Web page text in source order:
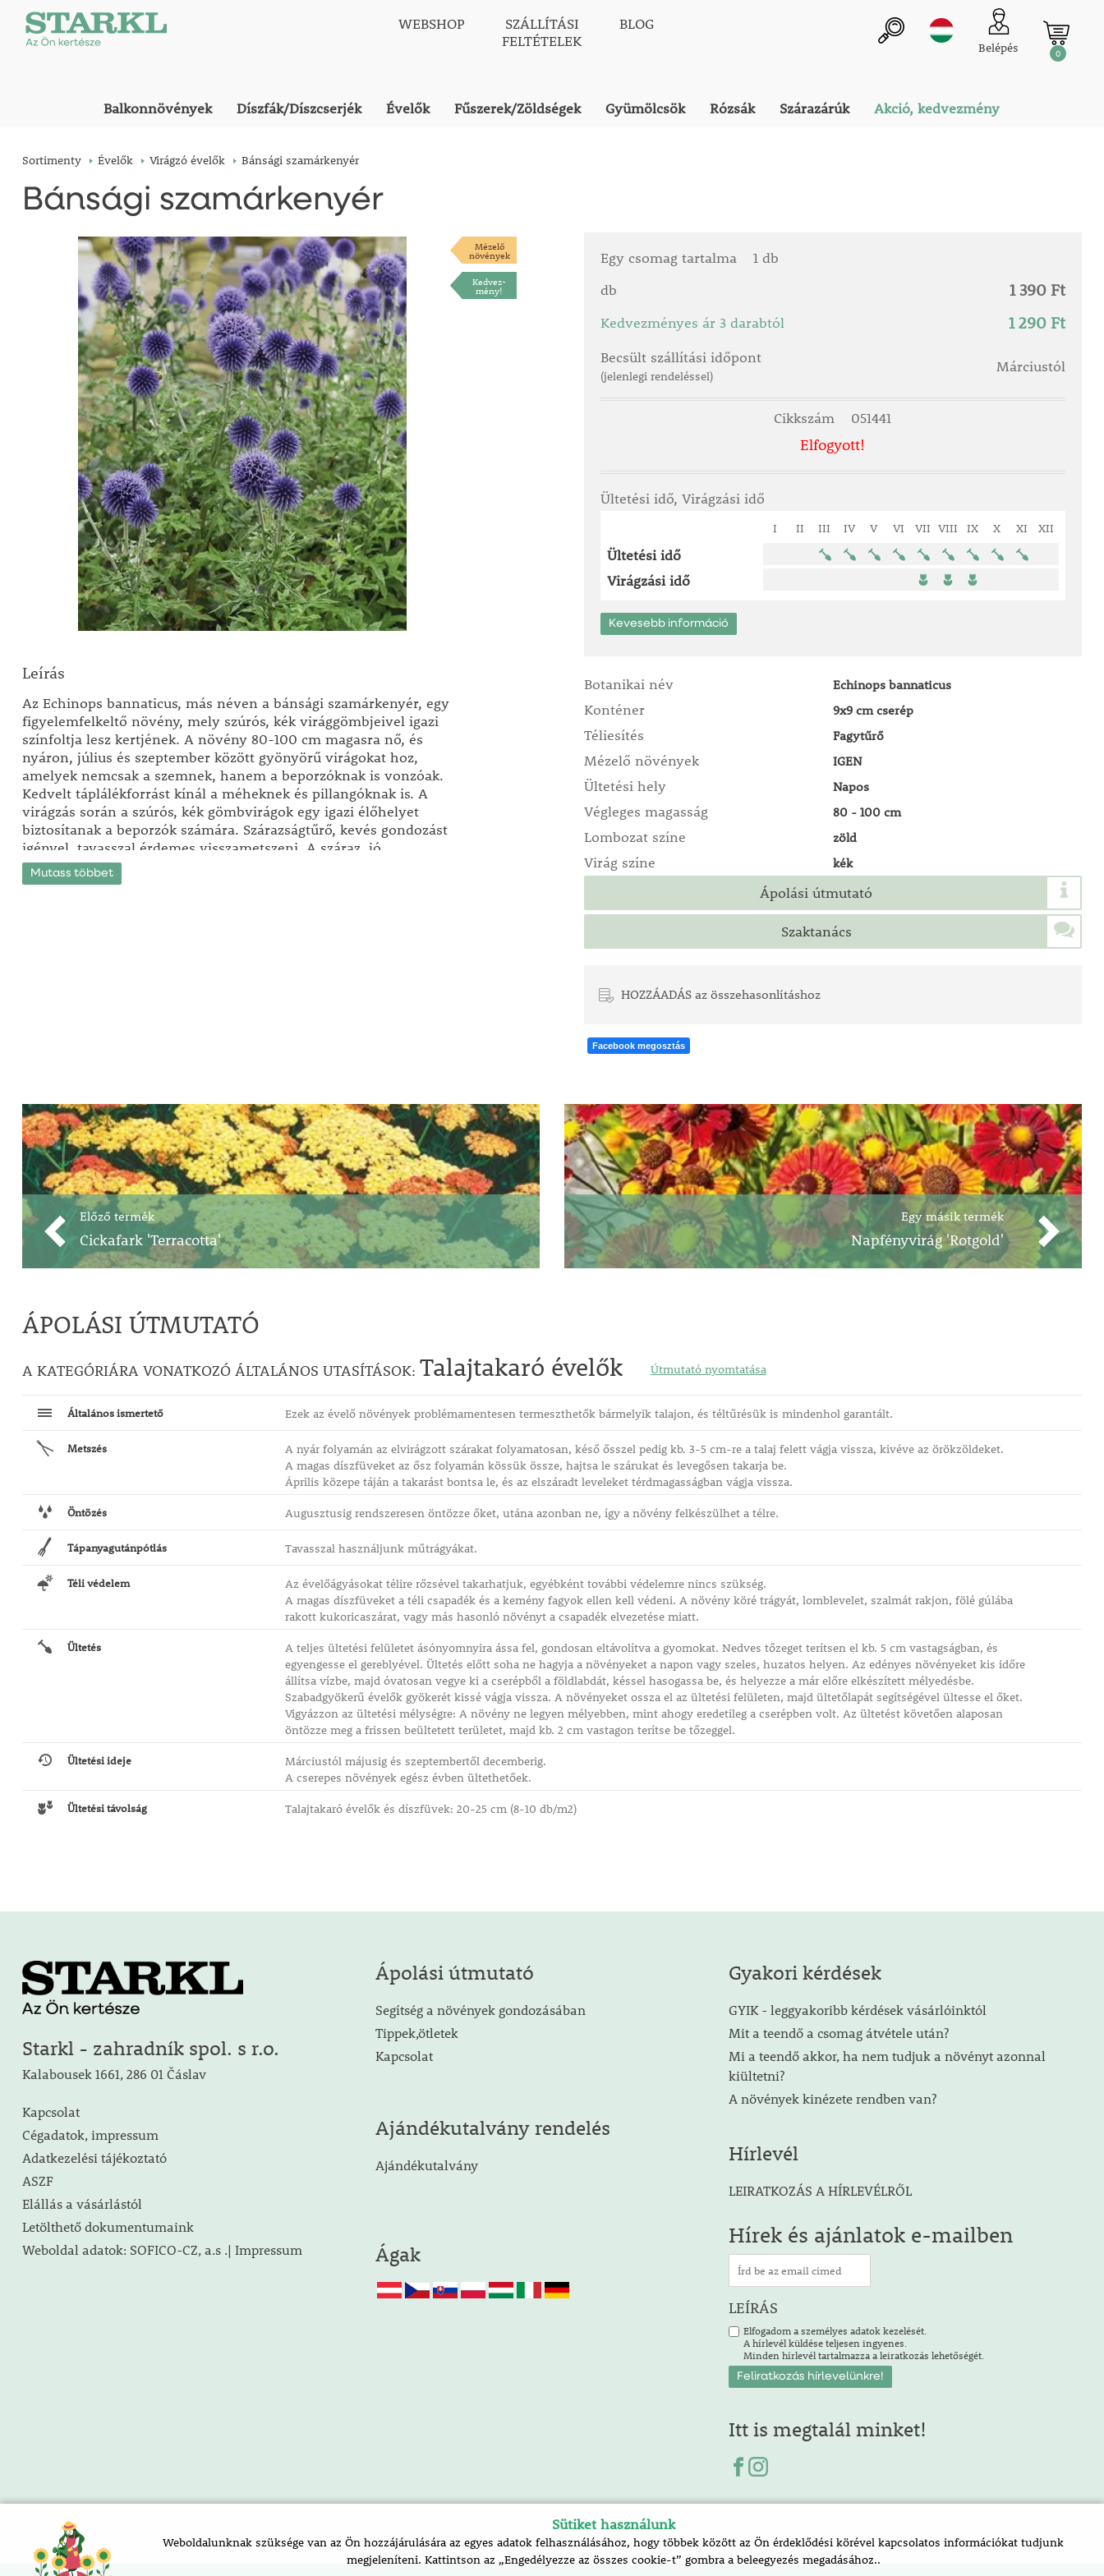
WEBSHOP
SZÁLLÍTÁSI
FELTÉTELEK
BLOG
Belépés 0
Balkonnövények Díszfák/Díszcserjék Évelők Fűszerek/Zöldségek Gyümölcsök Rózsák Szárazárúk Akció, kedvezmény
Sortimenty Évelők Virágzó évelők Bánsági szamárkenyér
Bánsági szamárkenyér
Mézelő
növények
Kedvez-
mény!
Leírás
Az Echinops bannaticus, más néven a bánsági szamárkenyér, egy
figyelemfelkeltő növény, mely szúrós, kék virággömbjeivel igazi
színfoltja lesz kertjének. A növény 80-100 cm magasra nő, és
nyáron, július és szeptember között gyönyörű virágokat hoz,
amelyek nemcsak a szemnek, hanem a beporzóknak is vonzóak.
Kedvelt táplálékforrást kínál a méheknek és pillangóknak is. A
virágzás során a szúrós, kék gömbvirágok egy igazi élőhelyet
biztosítanak a beporzók számára. Szárazságtűrő, kevés gondozást
igényel, tavasszal érdemes visszametszeni. A száraz, jó
vízelvezetésű talajokat kedveli. Ültethetjük sziklakertbe vagy más,
szárazságtűrő növények mellé, ahol a kék virágok egyedülálló
Mutass többet
Egy csomag tartalma
1 db
db
1 390 Ft
Kedvezményes ár 3 darabtól 1 290 Ft
Becsült szállítási időpont
(jelenlegi rendeléssel)
Márciustól
Cikkszám 051441
Elfogyott!
Ültetési idő, Virágzási idő
I II III IV V VI VII VIII IX X XI XII
Ültetési idő
Virágzási idő
Kevesebb információ
Botanikai név Echinops bannaticus
Konténer 9x9 cm cserép
Téliesítés Fagytűrő
Mézelő növények IGEN
Ültetési hely Napos
Végleges magasság 80 - 100 cm
Lombozat színe zöld
Virág színe kék
Ápolási útmutató
Szaktanács
HOZZÁADÁS az összehasonlításhoz
Facebook megosztás
Előző termék
Cickafark 'Terracotta'
Egy másik termék
Napfényvirág 'Rotgold'
ÁPOLÁSI ÚTMUTATÓ
A KATEGÓRIÁRA VONATKOZÓ ÁLTALÁNOS UTASÍTÁSOK: Talajtakaró évelők Útmutató nyomtatása
Általános ismertető Ezek az évelő növények problémamentesen termeszthetők bármelyik talajon, és téltűrésük is mindenhol garantált.
Metszés
A nyár folyamán az elvirágzott szárakat folyamatosan, késő ősszel pedig kb. 3-5 cm-re a talaj felett vágja vissza, kivéve az örökzöldeket.
A magas díszfüveket az ősz folyamán kössük össze, hajtsa le szárukat és levegősen takarja be.
Április közepe táján a takarást bontsa le, és az elszáradt leveleket térdmagasságban vágja vissza.
Öntözés Augusztusig rendszeresen öntözze őket, utána azonban ne, így a növény felkészülhet a télre.
Tápanyagutánpótlás Tavasszal használjunk műtrágyákat.
Téli védelem
Az évelőágyásokat télire rőzsével takarhatjuk, egyébként további védelemre nincs szükség.
A magas díszfüveket a téli csapadék és a kemény fagyok ellen kell védeni. A növény köré trágyát, lomblevelet, szalmát rakjon, fölé gúlába
rakott kukoricaszárat, vagy más hasonló növényt a csapadék elvezetése miatt.
Ültetés
A teljes ültetési felületet ásónyomnyira ássa fel, gondosan eltávolítva a gyomokat. Nedves tőzeget terítsen el kb. 5 cm vastagságban, és
egyengesse el gereblyével. Ültetés előtt soha ne hagyja a növényeket a napon vagy szeles, huzatos helyen. Az edényes növényeket kis időre
állítsa vízbe, majd óvatosan vegye ki a cserépből a földlabdát, késsel hasogassa be, és helyezze a már előre elkészített mélyedésbe.
Szabadgyökerű évelők gyökerét kissé vágja vissza. A növényeket ossza el az ültetési felületen, majd ültetőlapát segítségével ültesse el őket.
Vigyázzon az ültetési mélységre: A növény ne legyen mélyebben, mint ahogy eredetileg a cserépben volt. Az ültetést követően alaposan
öntözze meg a frissen beültetett területet, majd kb. 2 cm vastagon terítse be tőzeggel.
Ültetési ideje
Márciustól májusig és szeptembertől decemberig.
A cserepes növények egész évben ültethetőek.
Ültetési távolság Talajtakaró évelők és díszfüvek: 20-25 cm (8-10 db/m2)
Starkl - zahradník spol. s r.o.
Kalabousek 1661, 286 01 Čáslav
Kapcsolat
Cégadatok, impressum
Adatkezelési tájékoztató
ASZF
Elállás a vásárlástól
Letölthető dokumentumaink
Weboldal adatok: SOFICO-CZ, a.s .| Impressum
Ápolási útmutató
Segítség a növények gondozásában
Tippek,ötletek
Kapcsolat
Ajándékutalvány rendelés
Ajándékutalvány
Ágak
Gyakori kérdések
GYIK - leggyakoribb kérdések vásárlóinktól
Mit a teendő a csomag átvétele után?
Mi a teendő akkor, ha nem tudjuk a növényt azonnal
kiültetni?
A növények kinézete rendben van?
Hírlevél
LEIRATKOZÁS A HÍRLEVÉLRŐL
Hírek és ajánlatok e-mailben
LEÍRÁS
Elfogadom a személyes adatok kezelését.
A hírlevél küldése teljesen ingyenes.
Minden hírlevél tartalmazza a leiratkozás lehetőségét.
Itt is megtalál minket!
Sütiket használunk
Weboldalunknak szüksége van az Ön hozzájárulására az egyes adatok felhasználásához, hogy többek között az Ön érdeklődési körével kapcsolatos információkat tudjunk
megjeleníteni. Kattintson az „Engedélyezze az összes cookie-t” gombra a beleegyezés megadásához..